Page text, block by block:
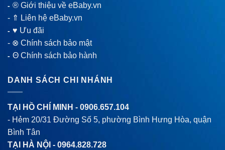
-® Giới thiệu về eBaby.vn
- ⇑ Liên hệ eBaby.vn
-♥ Ưu đãi
- ⊗ Chính sách bảo mật
-Θ Chính sách bảo hành
DANH SÁCH CHI NHÁNH
TẠI HỒ CHÍ MINH - 0906.657.104
- Hẻm 20/31 Đường Số 5, phường Bình Hưng Hòa, quận
Bình Tân
TẠI HÀ NỘI - 0964.828.728